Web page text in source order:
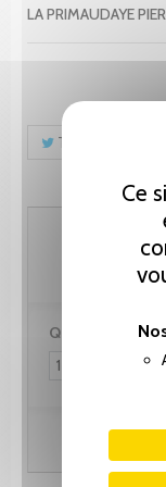
Ce
LA PRIMAUDAYE
Tweet
Quantité :